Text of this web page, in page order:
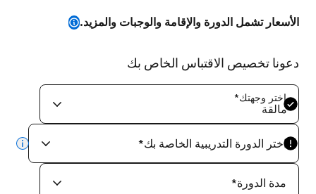
وظائف
الأسعار تشمل الدورة والإقامة والوجبات والمزيد.
دعونا تخصيص الاقتباس الخاص بك
اختر وجهتك*
مالقة
اختر الدورة التدريبية الخاصة بك*
مدة الدورة*